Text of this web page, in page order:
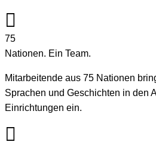
75
Nationen. Ein Team.
Mitarbeitende aus 75 Nationen
Sprachen und Geschichten in den
Einrichtungen ein.